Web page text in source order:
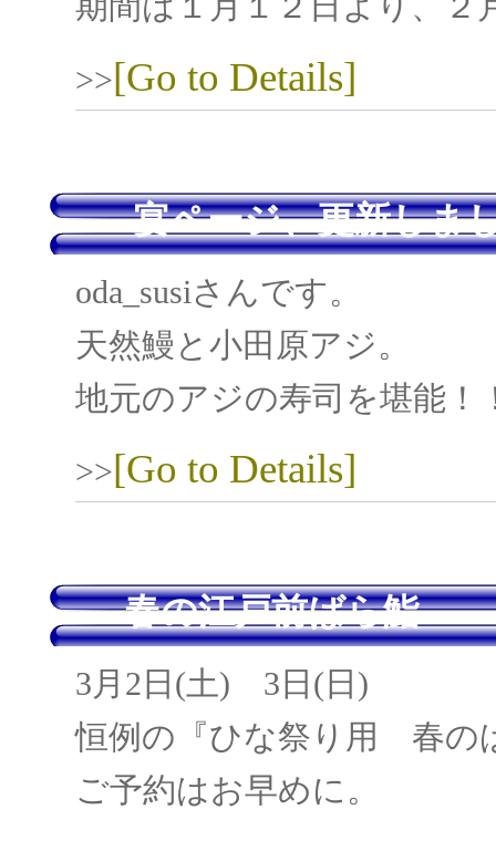
>>[Go to Details]
宴ページ、更新しま
oda_susiさんです。
天然鰻と小田原アジ。
地元のアジの寿司を堪能！
>>[Go to Details]
春の江戸前ばら鮨
3月2日(土) 3日(日)
恒例の『ひな祭り用 春の
ご予約はお早めに。